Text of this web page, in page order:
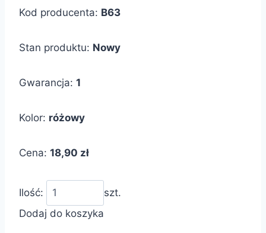
Kod producenta: B63
Stan produktu: Nowy
Gwarancja: 1
Kolor: różowy
Cena: 18,90 zł
Ilość:
szt.
Dodaj do koszyka